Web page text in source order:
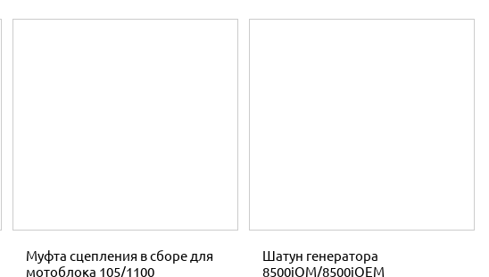
Муфта сцепления в сборе для
мотоблока 105/1100
Шатун генератора
8500iOM/8500iOEM